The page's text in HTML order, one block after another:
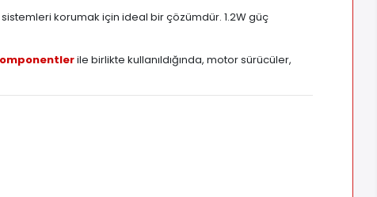
korumak için ideal bir çözümdür. 1.2W güç
ile birlikte kullanıldığında, motor sürücüler,